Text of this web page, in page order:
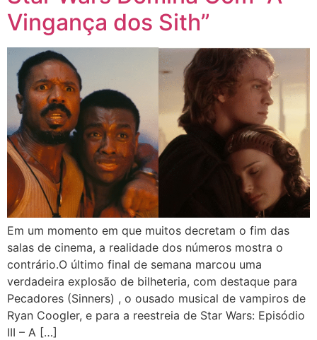
Vingança dos Sith”
Em um momento em que muitos decretam o fim das
salas de cinema, a realidade dos números mostra o
contrário.O último final de semana marcou uma
verdadeira explosão de bilheteria, com destaque para
Pecadores (Sinners) , o ousado musical de vampiros de
Ryan Coogler, e para a reestreia de Star Wars: Episódio
III – A […]